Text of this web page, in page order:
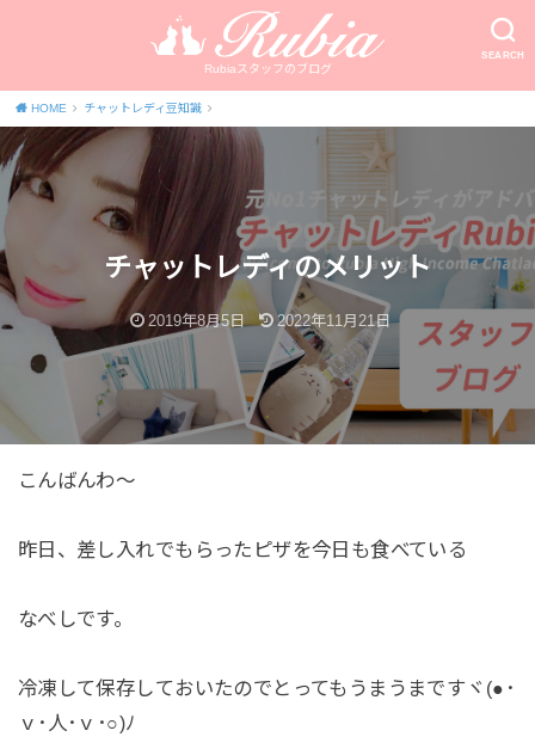
SEARCH
Rubiaスタッフのブログ
HOME チャットレディ豆知識
チャットレディのメリット
2019年8月5日 2022年11月21日
こんばんわ～
昨日、差し入れでもらったピザを今日も食べている
なべしです。
冷凍して保存しておいたのでとってもうまうまですヾ(●･
ｖ･人･ｖ･○)ﾉ